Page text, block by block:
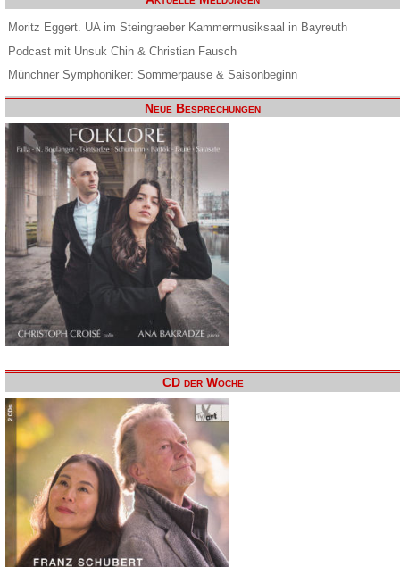
Moritz Eggert. UA im Steingraeber Kammermusiksaal in Bayreuth
Podcast mit Unsuk Chin & Christian Fausch
Münchner Symphoniker: Sommerpause & Saisonbeginn
Neue Besprechungen
CD der Woche